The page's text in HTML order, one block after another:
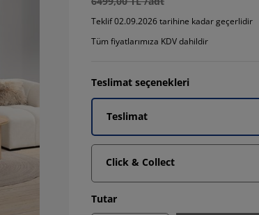
Teklif 02.09.2026 tarihine kadar geçerlidir
Tüm fiyatlarımıza KDV dahildir
Teslimat seçenekleri
Teslimat
Click & Collect
Tutar
4.643962848297214%
4.953560371517028%